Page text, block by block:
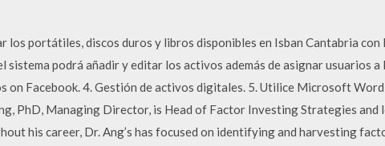
portátiles, discos duros y libros disponibles en Isban Cantabria con
podrá añadir y editar los activos además de asignar usuarios a
on Facebook. 4. Gestión de activos digitales. 5. Utilice Microsoft
PhD, Managing Director, is Head of Factor Investing Strategies and
his career, Dr. Ang’s has focused on identifying and harvesting